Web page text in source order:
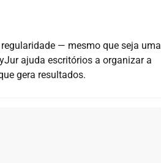
— mesmo que seja uma
ajuda escritórios a organizar a
gera resultados.